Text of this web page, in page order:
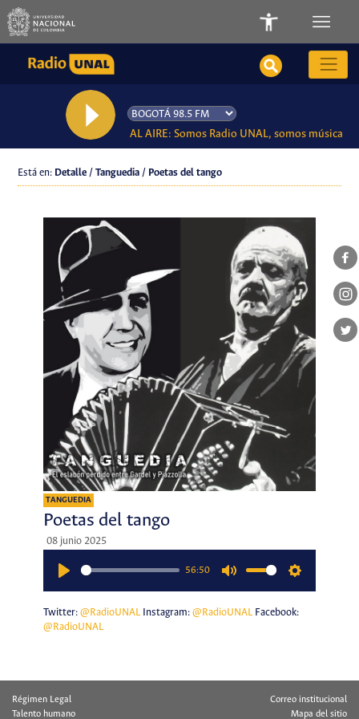
AL AIRE: Somos Radio UNAL, somos música
Está en: Detalle / Tanguedia / Poetas del tango
TANGUEDIA
Poetas del tango
08 junio 2025
56:50
Twitter: @RadioUNALInstagram: @RadioUNALFacebook:
@RadioUNAL
Régimen Legal
Talento humano
Correo institucional
Mapa del sitio